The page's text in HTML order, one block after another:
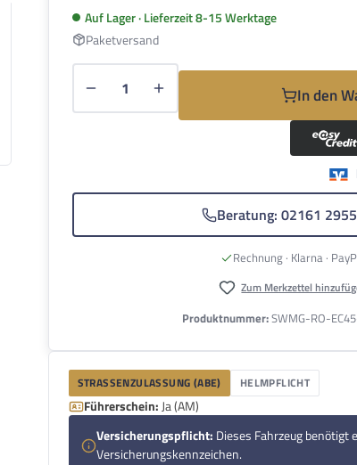
Auf Lager · Lieferzeit 8-15 Werktage
Paketversand
Produkt Anzahl: Gib den
In den
Beratung: 02161
Rechnung · Klarna ·
Zum Merkzettel
Produktnummer:SWMG-RO-
STRASSENZULASSUNG (ABE) HELMPFLICHT
Führerschein:Ja (AM)
Versicherungspflicht: Dieses Fahrzeug benötigt
Versicherungskennzeichen.